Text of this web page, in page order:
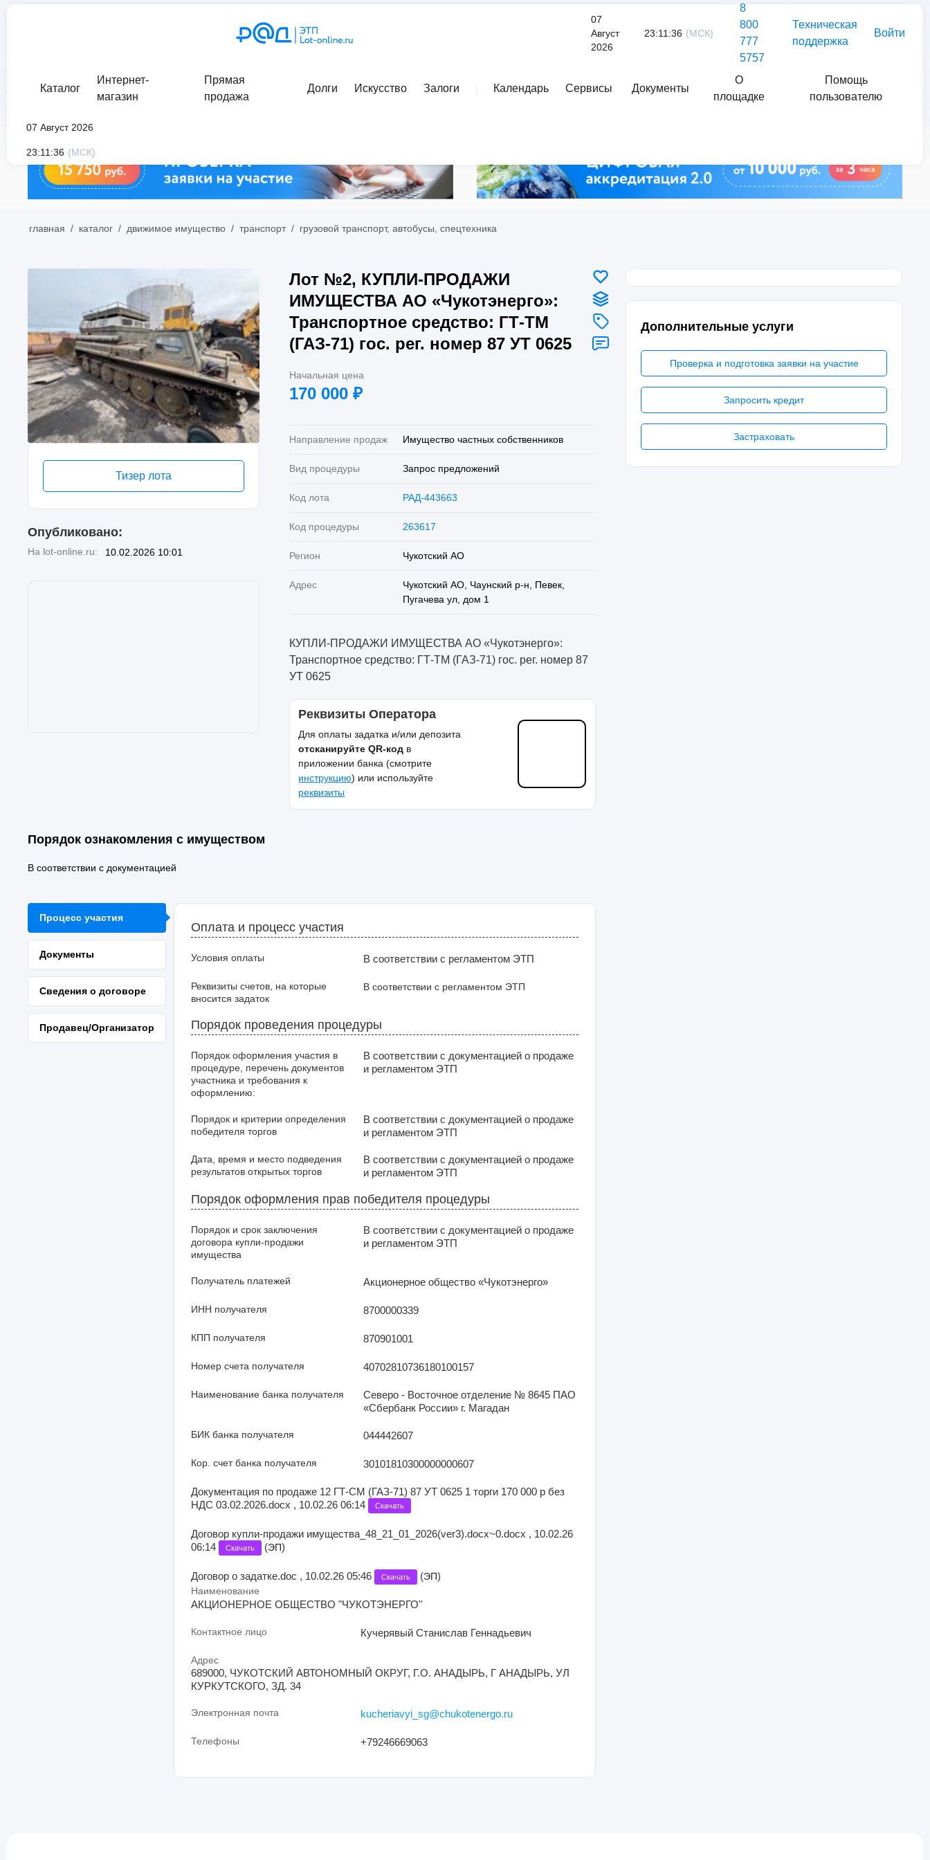
07
Август
2026
23:11:36 (МСК)
8
800
777
5757
Техническая
поддержка
Войти
Каталог
Интернет-
магазин
Прямая
продажа
Долги Искусство Залоги Календарь Сервисы Документы
О
площадке
Помощь
пользователю
07 Август 2026
23:11:36 (МСК)
главная / каталог / движимое имущество / транспорт / грузовой транспорт, автобусы, спецтехника
Дополнительные услуги
Проверка и подготовка заявки на участие
Запросить кредит
Застраховать
Тизер лота
Опубликовано:
На lot-online.ru: 10.02.2026 10:01
Лот №2, КУПЛИ-ПРОДАЖИ
ИМУЩЕСТВА АО «Чукотэнерго»:
Транспортное средство: ГТ-ТМ
(ГАЗ-71) гос. рег. номер 87 УТ 0625
Начальная цена
170 000 ₽
Направление продаж Имущество частных собственников
Вид процедуры Запрос предложений
Код лота РАД-443663
Код процедуры 263617
Регион Чукотский АО
Адрес
Чукотский АО, Чаунский р-н, Певек,
Пугачева ул, дом 1
КУПЛИ-ПРОДАЖИ ИМУЩЕСТВА АО «Чукотэнерго»:
Транспортное средство: ГТ-ТМ (ГАЗ-71) гос. рег. номер 87
УТ 0625
Реквизиты Оператора
Для оплаты задатка и/или депозита
отсканируйте QR-код в
приложении банка (смотрите
инструкцию) или используйте
реквизиты
Порядок ознакомления с имуществом
В соответствии с документацией
Процесс участия
Документы
Сведения о договоре
Продавец/Организатор
Оплата и процесс участия
Условия оплаты В соответствии с регламентом ЭТП
Реквизиты счетов, на которые
вносится задаток
В соответствии с регламентом ЭТП
Порядок проведения процедуры
Порядок оформления участия в
процедуре, перечень документов
участника и требования к
оформлению:
В соответствии с документацией о продаже
и регламентом ЭТП
Порядок и критерии определения
победителя торгов
В соответствии с документацией о продаже
и регламентом ЭТП
Дата, время и место подведения
результатов открытых торгов
В соответствии с документацией о продаже
и регламентом ЭТП
Порядок оформления прав победителя процедуры
Порядок и срок заключения
договора купли-продажи
имущества
В соответствии с документацией о продаже
и регламентом ЭТП
Получатель платежей Акционерное общество «Чукотэнерго»
ИНН получателя 8700000339
КПП получателя 870901001
Номер счета получателя 40702810736180100157
Наименование банка получателя
Северо - Восточное отделение № 8645 ПАО
«Сбербанк России» г. Магадан
БИК банка получателя 044442607
Кор. счет банка получателя 30101810300000000607
Документация по продаже 12 ГТ-СМ (ГАЗ-71) 87 УТ 0625 1 торги 170 000 р без
НДС 03.02.2026.docx , 10.02.26 06:14
Скачать
Договор купли-продажи имущества_48_21_01_2026(ver3).docx~0.docx , 10.02.26
06:14
Скачать (ЭП)
Договор о задатке.doc , 10.02.26 05:46 Скачать (ЭП)
Наименование
АКЦИОНЕРНОЕ ОБЩЕСТВО "ЧУКОТЭНЕРГО"
Контактное лицо Кучерявый Станислав Геннадьевич
Адрес
689000, ЧУКОТСКИЙ АВТОНОМНЫЙ ОКРУГ, Г.О. АНАДЫРЬ, Г АНАДЫРЬ, УЛ
КУРКУТСКОГО, ЗД. 34
Электронная почта kucheriavyi_sg@chukotenergo.ru
Телефоны +79246669063